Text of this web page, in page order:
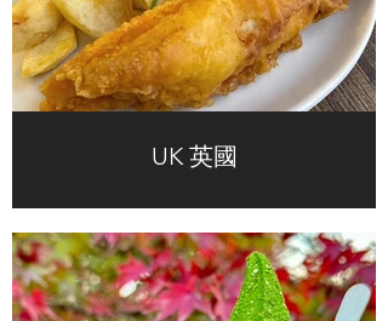
UK 英國